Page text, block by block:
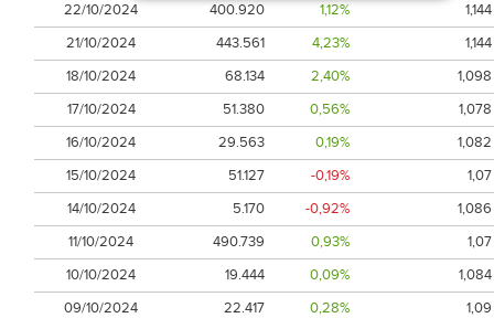
22/10/2024
400.920 1,12%
1,144
21/10/2024
443.561 4,23%
1,144
18/10/2024
68.134 2,40%
1,098
17/10/2024
51.380 0,56%
1,078
16/10/2024
29.563 0,19%
1,082
15/10/2024
51.127 -0,19%
1,07
14/10/2024
5.170 -0,92%
1,086
11/10/2024
490.739 0,93%
1,07
10/10/2024
19.444 0,09%
1,084
09/10/2024
22.417 0,28%
1,09